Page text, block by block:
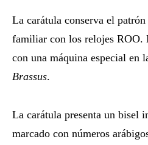
La carátula conserva el patrón
familiar con los relojes ROO.
con una máquina especial en
Brassus.
La carátula presenta un bisel
marcado con números